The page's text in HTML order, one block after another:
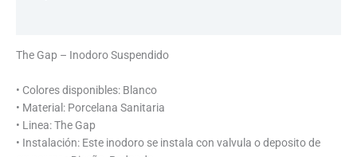
The Gap – Inodoro Suspendido
• Colores disponibles: Blanco
• Material: Porcelana Sanitaria
• Linea: The Gap
• Instalación: Este inodoro se instala con valvula o deposito de